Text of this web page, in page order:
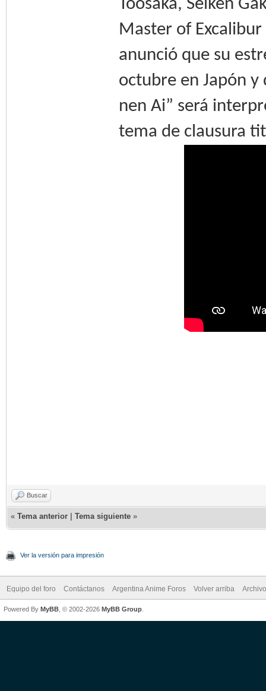
Toosaka, Seiken
Master of
anunció que su
octubre en Japón
nen Ai” será
tema de clausura
Buscar
« Tema anterior Tema siguiente »
Ver la versión para impresión
Equipo del foro Contáctanos Argentina Anime Foros Volver arriba
Powered By MyBB , © 2002-2026 MyBB Group